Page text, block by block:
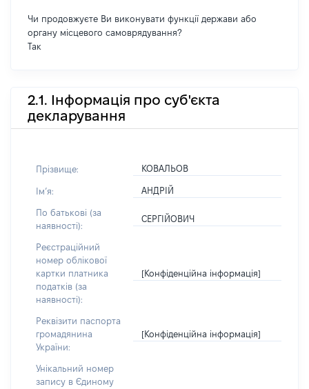
Чи продовжуєте Ви виконувати функції держави або
органу місцевого самоврядування?
Так
2.1. Інформація про суб'єкта
декларування
Прізвище: КОВАЛЬОВ
Імʼя: АНДРІЙ
По батькові (за
наявності):
СЕРГІЙОВИЧ
Реєстраційний
номер облікової
картки платника
податків (за
наявності):
[Конфіденційна інформація]
Реквізити паспорта
громадянина
України:
[Конфіденційна інформація]
Унікальний номер
запису в Єдиному